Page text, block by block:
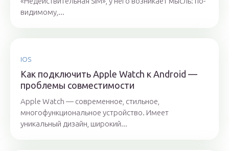
видимому,...
IOS
Как подключить Apple Watch к Android —
проблемы совместимости
Apple Watch — современное, стильное,
многофункциональное устройство. Имеет
уникальный дизайн, широкий...